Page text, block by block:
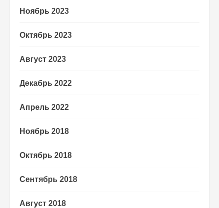
Ноябрь 2023
Октябрь 2023
Август 2023
Декабрь 2022
Апрель 2022
Ноябрь 2018
Октябрь 2018
Сентябрь 2018
Август 2018